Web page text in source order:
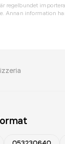
regelbundet
Annan information